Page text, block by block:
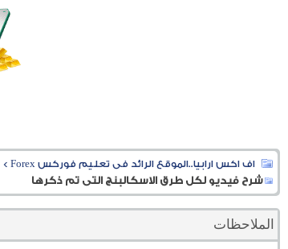
اف اكس ارابيا..الموقع الرائد فى تعليم فوركس Forex >
شرح فيديو لكل طرق الاسكالبنج التى تم ذكرها
الملاحظات